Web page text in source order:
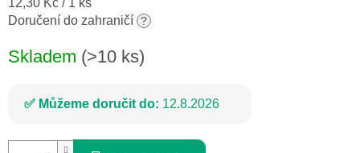
cena:
Doručení do zahraničí ?
Skladem (>10 ks)
Můžeme doručit do: 12.8.2026